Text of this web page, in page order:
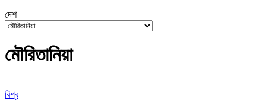
দেশ
মৌরিতানিয়া
বিশ্ব